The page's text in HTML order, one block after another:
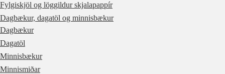
Fylgiskjöl og löggildur skjalapappír
Dagbækur, dagatöl og minnisbækur
Dagbækur
Dagatöl
Minnisbækur
Minnismiðar